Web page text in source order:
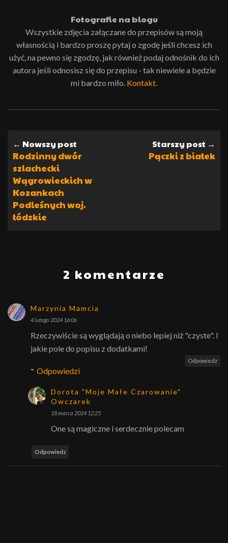
Fotografie na blogu
Wszystkie zdjęcia załączane do przepisów są moją
własnością i bardzo proszę pytaj o zgodę jeśli chcesz ich
użyć, na pewno się zgodzę, jak również podaj odnośnik do ich
autora jeśli odnosisz się do przepisu - tak niewiele a będzie
mi bardzo miło. Kontakt
← Nowszy post
Rodzinny dwór
szlachecki
Wągrowieckich w
Kozankach
Podleśnych woj.
łódzkie
Starszy post →
Pączki z białek
2 komentarze
Marzynia Mamcia
4 lutego 2024 16:06
Rzeczywiście są wyglądają o niebo lepiej niż "czyste". I
jakie pole do popisu z dodatkami!
Odpowiedz
Odpowiedzi
Dorota "Moje Małe Czarowanie"
Owczarek
18 marca 2024 12:25
One są magiczne i serdecznie polecam
Odpowiedz